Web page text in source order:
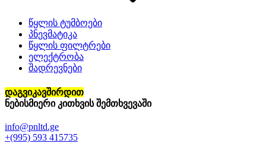
წყლის ტუმბოები
პნევმატიკა
წყლის ფილტრები
ელექტრობა
შადრევნები
დაგვიკავშირდით
ნებისმიერი კითხვის შემთხვევაში
info@pnltd.ge
+(995) 593 415735